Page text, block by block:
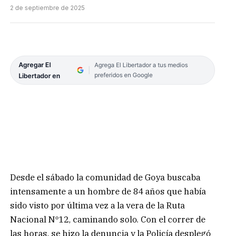
2 de septiembre de 2025
Agregar El
Libertador en
Agrega El Libertador a tus medios
preferidos en Google
Desde el sábado la comunidad de Goya buscaba
intensamente a un hombre de 84 años que había
sido visto por última vez a la vera de la Ruta
Nacional Nº12, caminando solo. Con el correr de
las horas, se hizo la denuncia y la Policía desplegó